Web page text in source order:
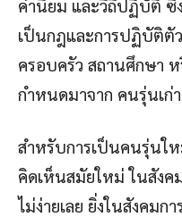
ค่านิยม และวิถีปฏิบัติ ซึ่
เป็นกฎและการปฏิบัติตั
ครอบครัว สถานศึกษา
กำหนดมาจาก คนรุ่นเก่
สำหรับการเป็นคนรุ่นใ
คิดเห็นสมัยใหม่ ในสัง
ไม่ง่ายเลย ยิ่งในสังคม